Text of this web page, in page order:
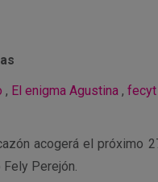
, El enigma Agustina , fecyt
acogerá el próximo
Perejón.